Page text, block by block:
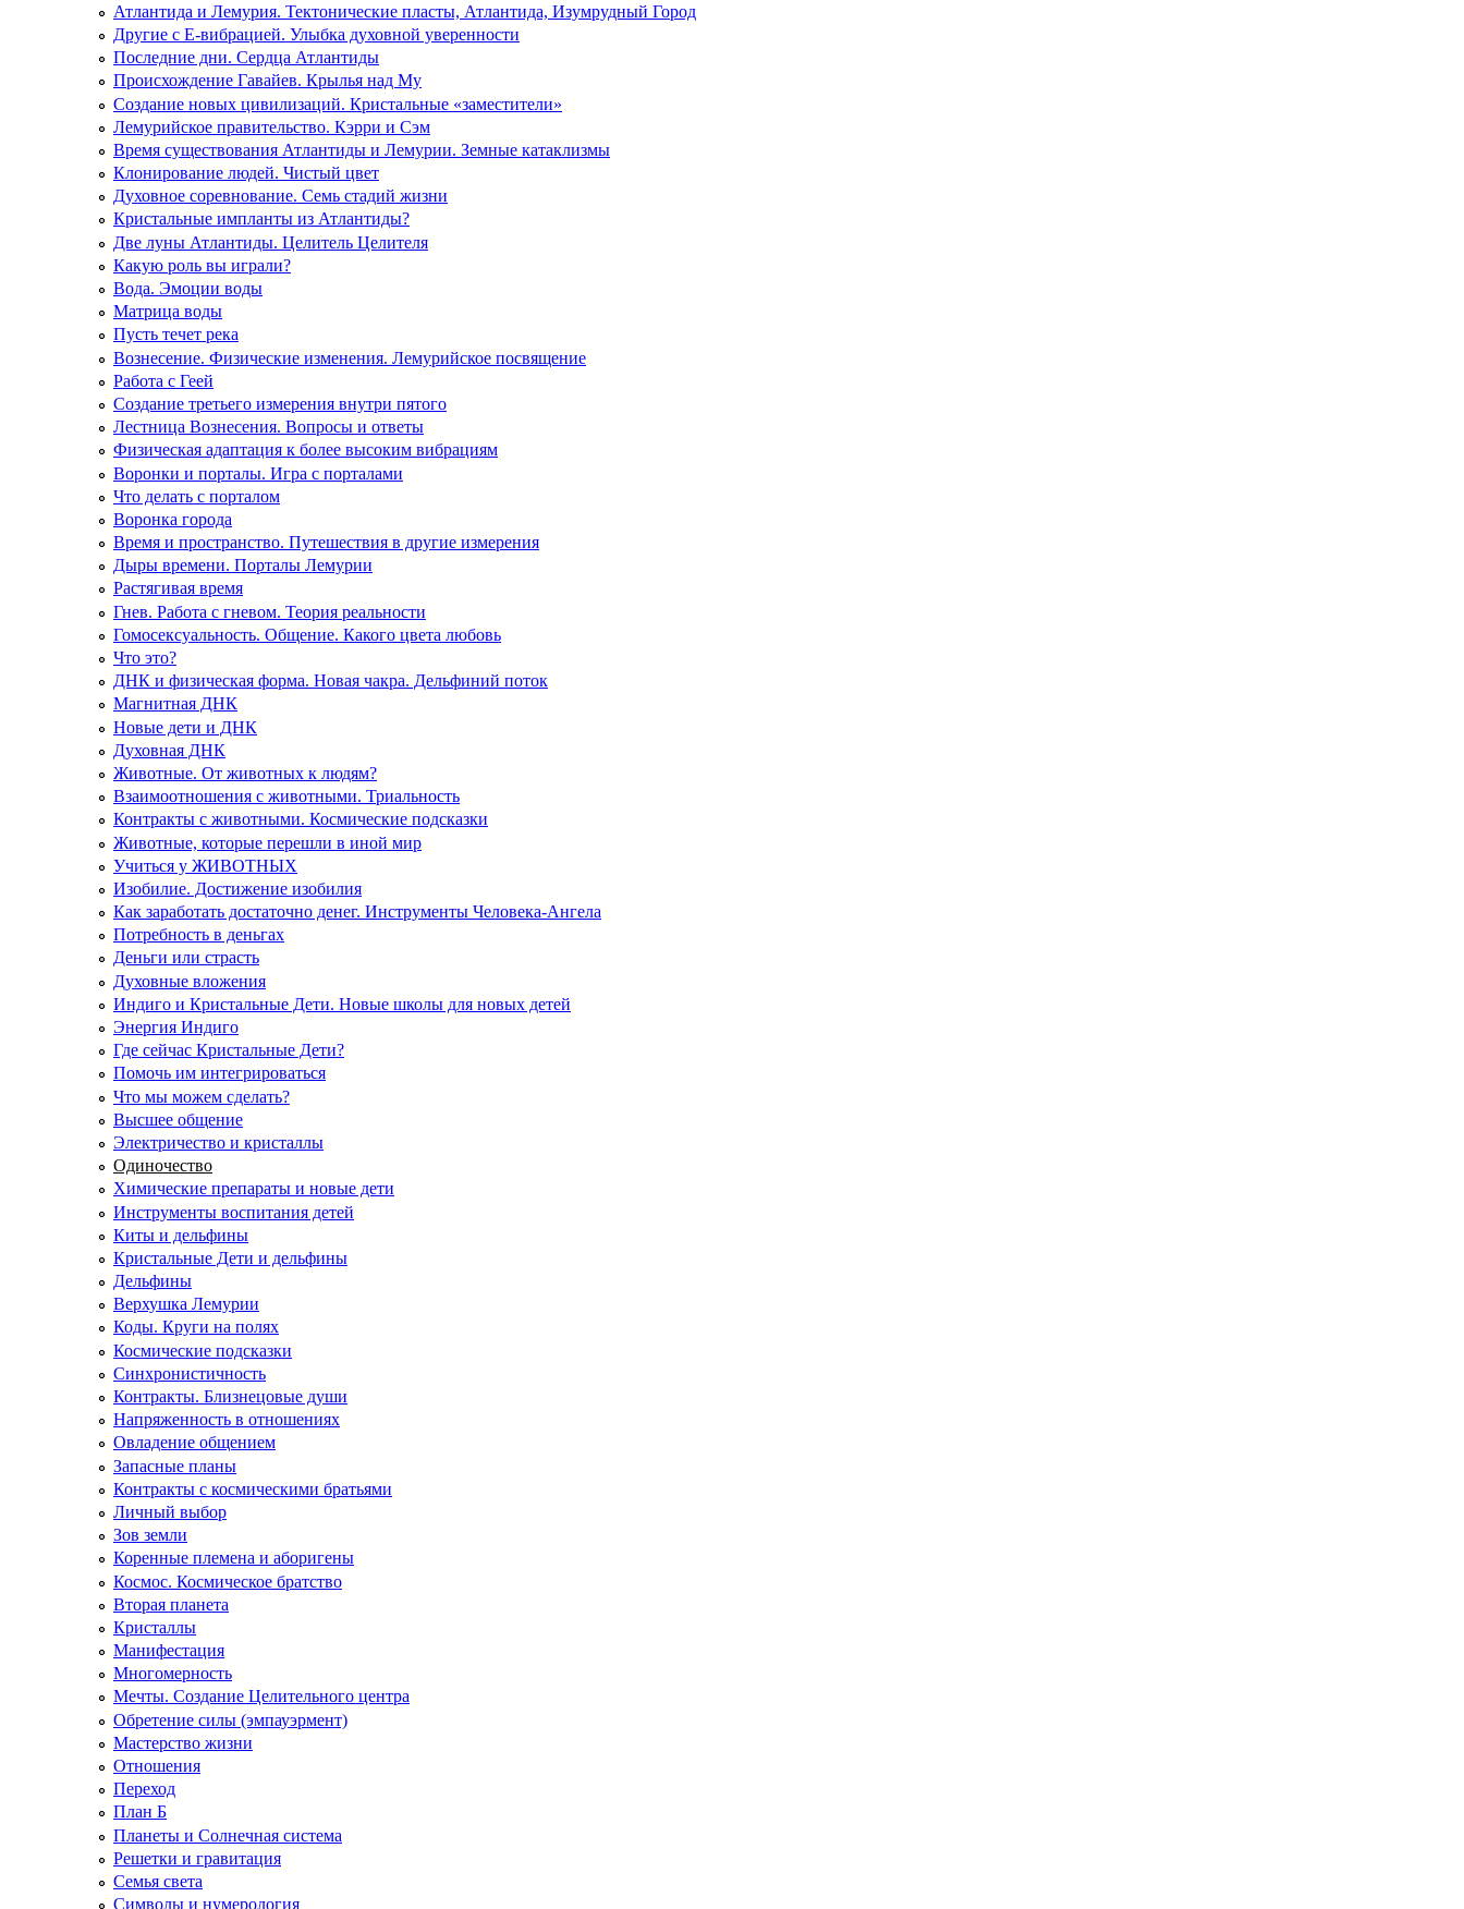
Атлантида и Лемурия. Тектонические пласты, Атлантида, Изумрудный Город
Другие с Е-вибрацией. Улыбка духовной уверенности
Последние дни. Сердца Атлантиды
Происхождение Гавайев. Крылья над Му
Создание новых цивилизаций. Кристальные «заместители»
Лемурийское правительство. Кэрри и Сэм
Время существования Атлантиды и Лемурии. Земные катаклизмы
Клонирование людей. Чистый цвет
Духовное соревнование. Семь стадий жизни
Кристальные импланты из Атлантиды?
Две луны Атлантиды. Целитель Целителя
Какую роль вы играли?
Вода. Эмоции воды
Матрица воды
Пусть течет река
Вознесение. Физические изменения. Лемурийское посвящение
Работа с Геей
Создание третьего измерения внутри пятого
Лестница Вознесения. Вопросы и ответы
Физическая адаптация к более высоким вибрациям
Воронки и порталы. Игра с порталами
Что делать с порталом
Воронка города
Время и пространство. Путешествия в другие измерения
Дыры времени. Порталы Лемурии
Растягивая время
Гнев. Работа с гневом. Теория реальности
Гомосексуальность. Общение. Какого цвета любовь
Что это?
ДНК и физическая форма. Новая чакра. Дельфиний поток
Магнитная ДНК
Новые дети и ДНК
Духовная ДНК
Животные. От животных к людям?
Взаимоотношения с животными. Триальность
Контракты с животными. Космические подсказки
Животные, которые перешли в иной мир
Учиться у ЖИВОТНЫХ
Изобилие. Достижение изобилия
Как заработать достаточно денег. Инструменты Человека-Ангела
Потребность в деньгах
Деньги или страсть
Духовные вложения
Индиго и Кристальные Дети. Новые школы для новых детей
Энергия Индиго
Где сейчас Кристальные Дети?
Помочь им интегрироваться
Что мы можем сделать?
Высшее общение
Электричество и кристаллы
Одиночество
Химические препараты и новые дети
Инструменты воспитания детей
Киты и дельфины
Кристальные Дети и дельфины
Дельфины
Верхушка Лемурии
Коды. Круги на полях
Космические подсказки
Синхронистичность
Контракты. Близнецовые души
Напряженность в отношениях
Овладение общением
Запасные планы
Контракты с космическими братьями
Личный выбор
Зов земли
Коренные племена и аборигены
Космос. Космическое братство
Вторая планета
Кристаллы
Манифестация
Многомерность
Мечты. Создание Целительного центра
Обретение силы (эмпауэрмент)
Мастерство жизни
Отношения
Переход
План Б
Планеты и Солнечная система
Решетки и гравитация
Семья света
Символы и нумерология